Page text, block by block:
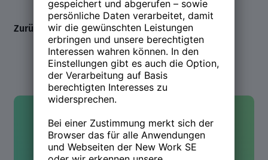
Zurück zum Line-up
Kontakt
Hast Du Fragen oder wolltest